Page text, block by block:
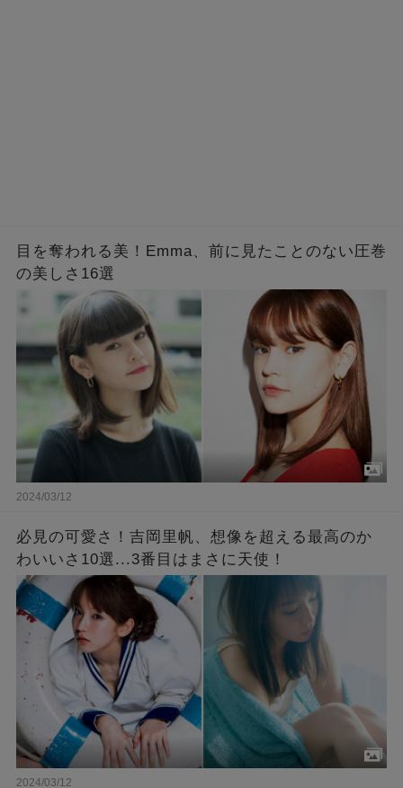
目を奪われる美！Emma、前に見たことのない圧巻
の美しさ16選
2024/03/12
必見の可愛さ！吉岡里帆、想像を超える最高のか
わいいさ10選...3番目はまさに天使！
2024/03/12